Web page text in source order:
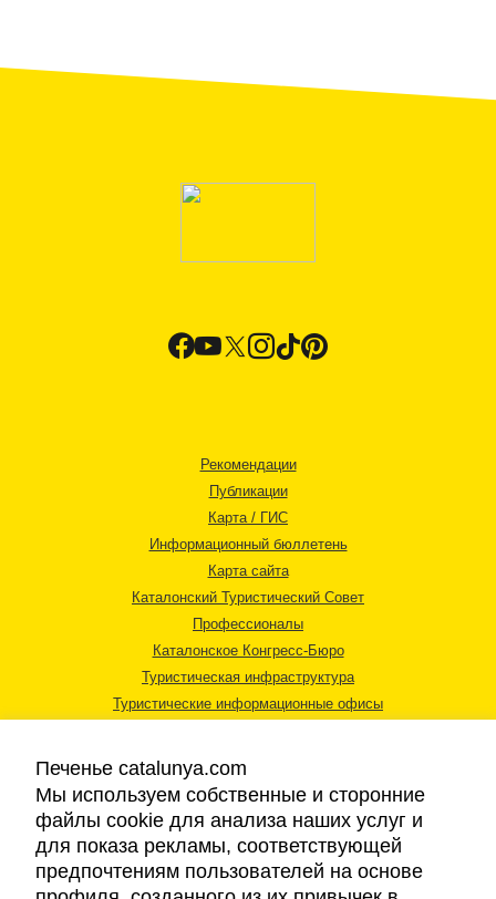
Рекомендации
Публикации
Карта / ГИС
Информационный бюллетень
Карта сайта
Каталонский Туристический Совет
Профессионалы
Каталонское Конгресс-Бюро
Туристическая инфраструктура
Туристические информационные офисы
Правовая информация
Печенье catalunya.com
Мы используем собственные и сторонние
файлы cookie для анализа наших услуг и
для показа рекламы, соответствующей
предпочтениям пользователей на основе